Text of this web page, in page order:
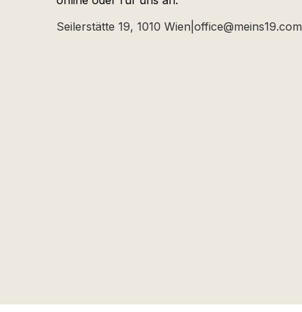
Seilerstätte 19, 1010 Wien office@meins19.com